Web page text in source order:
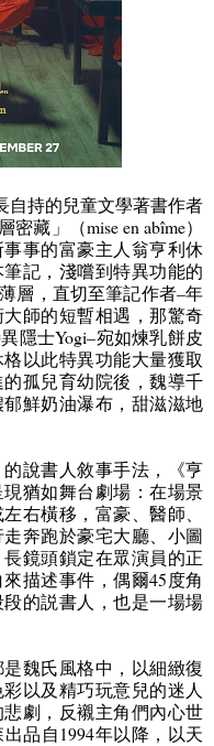
自持的兒童文學著書作者
密藏」（mise en abîme）
事的富豪主人翁亨利休
記，淺嚐到特異功能的
層，直切至筆記作者–年
師的短暫相遇，那驚奇
隱士Yogi–宛如煉乳餅皮
以此特異功能大量獲取
孤兒育幼院後，魏導千
鮮奶油瀑布，甜滋滋地
說書人敘事手法，《亨
猶如舞台劇場：在場景
右橫移，富豪、醫師、
奔跑於豪宅大廳、小圖
鏡頭鎖定在眾演員的正
描述事件，偶爾45度角
的説書人，也是一場場
魏氏風格中，以細緻復
以及精巧玩意兒的迷人
劇， 反襯主角們內心世
品自1994年以降，以天